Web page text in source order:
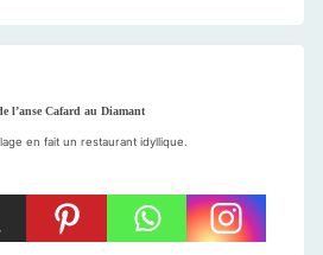
l’anse Cafard au Diamant
en fait un restaurant idyllique.